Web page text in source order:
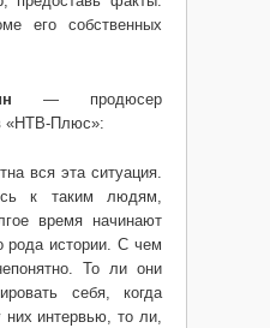
его собственных
— продюсер
«НТВ-Плюс»:
вся эта ситуация.
к таким людям,
время начинают
рода истории. С чем
То ли они
себя, когда
интервью, то ли,